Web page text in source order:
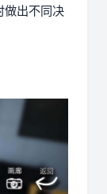
做出不同决